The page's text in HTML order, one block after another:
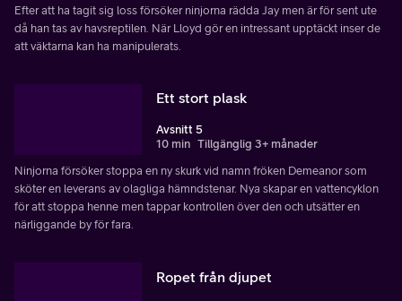
Efter att ha tagit sig loss försöker ninjorna rädda Jay men är för sent ute
då han tas av havsreptilen. När Lloyd gör en intressant upptäckt inser de
att väktarna kan ha manipulerats.
Ett stort plask
Avsnitt 5
10 min Tillgänglig 3+ månader
Ninjorna försöker stoppa en ny skurk vid namn fröken Demeanor som
sköter en leverans av olagliga hämndstenar. Nya skapar en vattencyklon
för att stoppa henne men tappar kontrollen över den och utsätter en
närliggande by för fara.
Ropet från djupet